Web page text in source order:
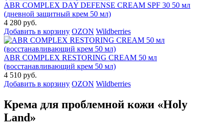
ABR COMPLEX DAY DEFENSE CREAM SPF 30 50 мл
(дневной защитный крем 50 мл)
4 280 руб.
Добавить в корзину OZON Wildberries
ABR COMPLEX RESTORING CREAM 50 мл
(восстанавливающий крем 50 мл)
4 510 руб.
Добавить в корзину OZON Wildberries
Крема для проблемной кожи «Holy
Land»